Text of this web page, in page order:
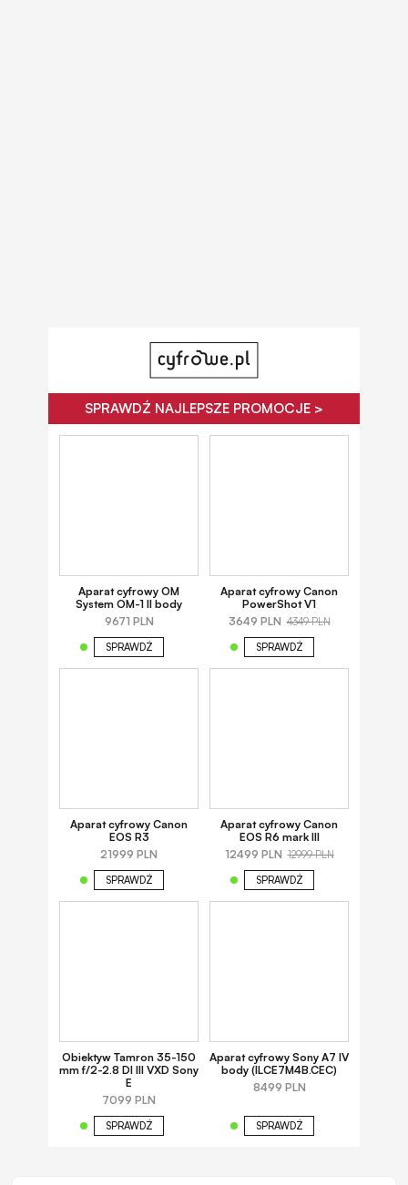
SPRAWDŹ NAJLEPSZE PROMOCJE >
Aparat cyfrowy OM
System OM-1 II body
9671 PLN
SPRAWDŹ
Aparat cyfrowy Canon
PowerShot V1
3649 PLN 4349 PLN
SPRAWDŹ
Aparat cyfrowy Canon
EOS R3
21999 PLN
SPRAWDŹ
Aparat cyfrowy Canon
EOS R6 mark III
12499 PLN 12999 PLN
SPRAWDŹ
Obiektyw Tamron 35-150
mm f/2-2.8 DI III VXD Sony
E
7099 PLN
SPRAWDŹ
Aparat cyfrowy Sony A7 IV
body (ILCE7M4B.CEC)
8499 PLN
SPRAWDŹ